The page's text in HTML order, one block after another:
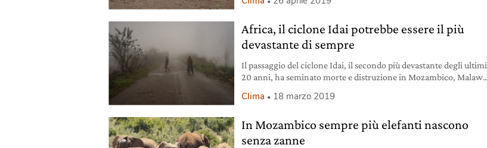
Africa, il ciclone Idai potrebbe essere il più
devastante di sempre
Il passaggio del ciclone Idai, il secondo più devastante degli ultimi
20 anni, ha seminato morte e distruzione in Mozambico, Malawi
Clima 18 marzo 2019
In Mozambico sempre più elefanti nascono
senza zanne